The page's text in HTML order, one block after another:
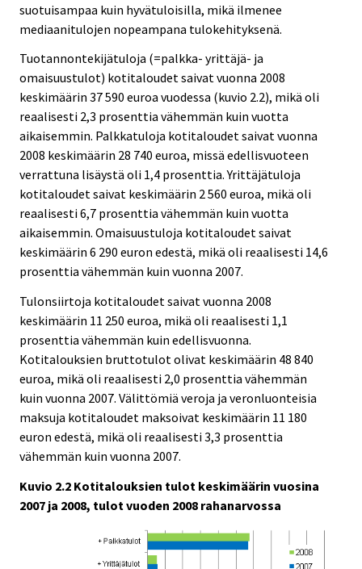
suotuisampaa kuin hyvätuloisilla, mikä ilmenee
mediaanitulojen nopeampana tulokehityksenä.
Tuotannontekijätuloja (=palkka- yrittäjä- ja
omaisuustulot) kotitaloudet saivat vuonna 2008
keskimäärin 37 590 euroa vuodessa (kuvio 2.2), mikä oli
reaalisesti 2,3 prosenttia vähemmän kuin vuotta
aikaisemmin. Palkkatuloja kotitaloudet saivat vuonna
2008 keskimäärin 28 740 euroa, missä edellisvuoteen
verrattuna lisäystä oli 1,4 prosenttia. Yrittäjätuloja
kotitaloudet saivat keskimäärin 2 560 euroa, mikä oli
reaalisesti 6,7 prosenttia vähemmän kuin vuotta
aikaisemmin. Omaisuustuloja kotitaloudet saivat
keskimäärin 6 290 euron edestä, mikä oli reaalisesti 14,6
prosenttia vähemmän kuin vuonna 2007.
Tulonsiirtoja kotitaloudet saivat vuonna 2008
keskimäärin 11 250 euroa, mikä oli reaalisesti 1,1
prosenttia vähemmän kuin edellisvuonna.
Kotitalouksien bruttotulot olivat keskimäärin 48 840
euroa, mikä oli reaalisesti 2,0 prosenttia vähemmän
kuin vuonna 2007. Välittömiä veroja ja veronluonteisia
maksuja kotitaloudet maksoivat keskimäärin 11 180
euron edestä, mikä oli reaalisesti 3,3 prosenttia
vähemmän kuin vuonna 2007.
Kuvio 2.2 Kotitalouksien tulot keskimäärin vuosina
2007 ja 2008, tulot vuoden 2008 rahanarvossa